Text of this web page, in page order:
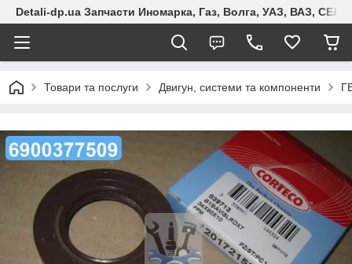
Detali-dp.ua Запчасти Иномарка, Газ, Волга, УАЗ, ВАЗ,
Товари та послуги Двигун, системи та компоненти